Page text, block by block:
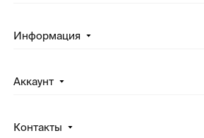
Информация
Аккаунт
Контакты